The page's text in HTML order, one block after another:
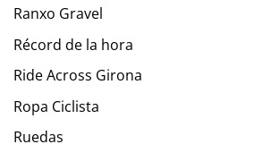
Ranxo Gravel
Récord de la hora
Ride Across Girona
Ropa Ciclista
Ruedas